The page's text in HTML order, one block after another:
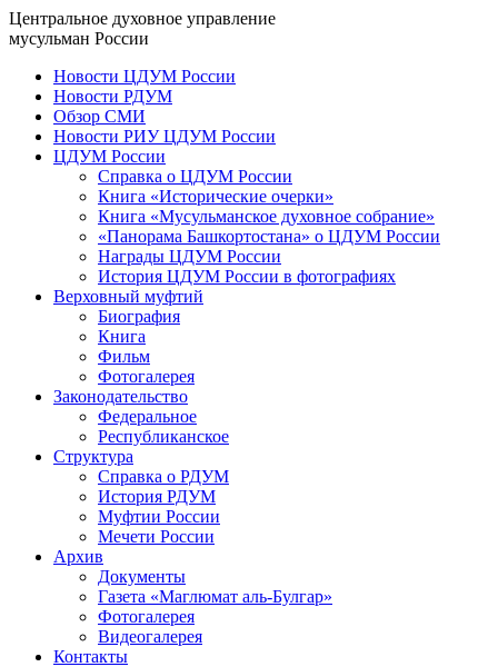
Центральное духовное управление
мусульман России
Новости ЦДУМ России
Новости РДУМ
Обзор СМИ
Новости РИУ ЦДУМ России
ЦДУМ России
Справка о ЦДУМ России
Книга «Исторические очерки»
Книга «Мусульманское духовное собрание»
«Панорама Башкортостана» о ЦДУМ России
Награды ЦДУМ России
История ЦДУМ России в фотографиях
Верховный муфтий
Биография
Книга
Фильм
Фотогалерея
Законодательство
Федеральное
Республиканское
Структура
Справка о РДУМ
История РДУМ
Муфтии России
Мечети России
Архив
Документы
Газета «Маглюмат аль-Булгар»
Фотогалерея
Видеогалерея
Контакты